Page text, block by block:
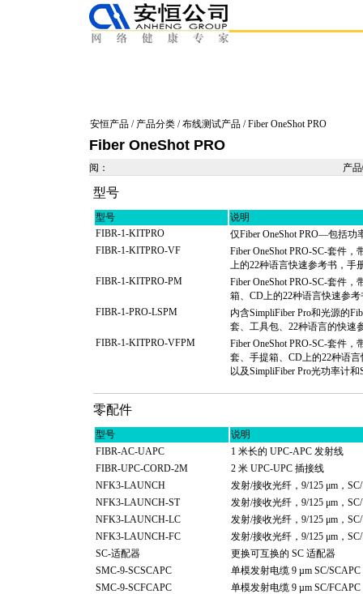
安恒产品 / 产品分类 /布线测试产品 / Fiber OneShot PRO
Fiber OneShot PRO
阅： 产
型号
型号
说明
FIBR-1-KITPRO
仅Fiber OneShot PRO—包括
FIBR-1-KITPRO-VF
Fiber OneShot PRO-SC-套件
上的22种语言快速参考书，手
FIBR-1-KITPRO-PM
Fiber OneShot PRO-SC-套件
箱、CD上的22种语言快速参
FIBR-1-PRO-LSPM
内含SimpliFiber Pro和光源的
套、工具包、22种语言的快速
FIBR-1-KITPRO-VFPM
Fiber OneShot PRO-SC-套件
套、手提箱、CD上的22种语
以及SimpliFiber Pro光功率计和
零配件
型号
说明
FIBR-AC-UAPC
1 米长的 UPC-APC 发射线
FIBR-UPC-CORD-2M
2 米 UPC-UPC 插接线
NFK3-LAUNCH
发射/接收光纤，9/125 μm，
NFK3-LAUNCH-ST
发射/接收光纤，9/125 μm，
NFK3-LAUNCH-LC
发射/接收光纤，9/125 μm，
NFK3-LAUNCH-FC
发射/接收光纤，9/125 μm，
SC-适配器
更换可互换的 SC 适配器
SMC-9-SCSCAPC
单模发射电缆 9 µm SC/SCAPC
SMC-9-SCFCAPC
单模发射电缆 9 µm SC/FCAPC